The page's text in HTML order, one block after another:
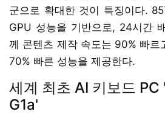
군으로 확대한 것이 특징이다.
GPU 성능을 기반으로, 24시간
께 콘텐츠 제작 속도는 90% 빠르
70% 빠른 성능을 제공한다.
세계 최초 AI 키보드 PC
G1a'